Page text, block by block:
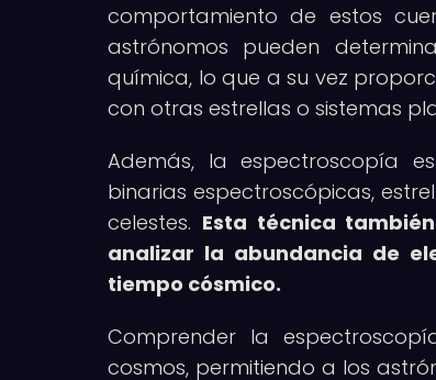
comportamiento de estos
astrónomos pueden
química, lo que a su vez
con otras estrellas o sistemas
Además, la espectroscopía
binarias espectroscópicas,
celestes. Esta técnica
analizar la abundancia de
tiempo cósmico.
Comprender la
cosmos, permitiendo a los